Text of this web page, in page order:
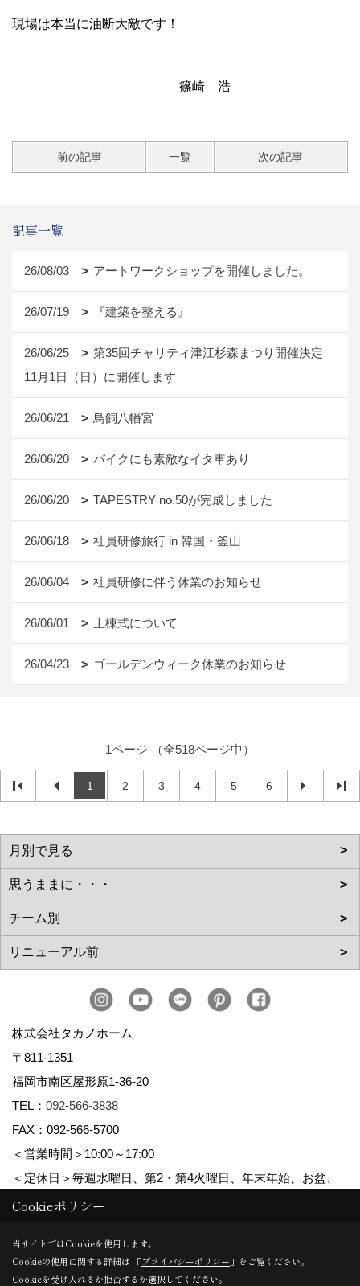
現場は本当に油断大敵です！
篠崎 浩
前の記事 一覧 次の記事
記事一覧
26/08/03 アートワークショップを開催しました。
26/07/19 『建築を整える』
26/06/25
第35回チャリティ津江杉森まつり開催決定｜
11月1日（日）に開催します
26/06/21 鳥飼八幡宮
26/06/20 バイクにも素敵なイタ車あり
26/06/20 TAPESTRY no.50が完成しました
26/06/18 社員研修旅行 in 韓国・釜山
26/06/04 社員研修に伴う休業のお知らせ
26/06/01 上棟式について
26/04/23 ゴールデンウィーク休業のお知らせ
1ページ （全518ページ中）
1 2 3 4 5 6
株式会社タカノホーム
〒811-1351
福岡市南区屋形原1-36-20
TEL： 092-566-3838
FAX：092-566-5700
＜営業時間＞10:00～17:00
＜定休日＞毎週水曜日、第2・第4火曜日、年末年始、お盆、
ゴールデンウィーク、夏季休暇
Copyright (c) TAKANO CONSTRUCTION CO.,LTD. All Rights Reserved.
Cookieポリシー
当サイトではCookieを使用します。
Cookieの使用に関する詳細は 「プライバシーポリシー 」をご覧ください。
Cookieを受け入れるか拒否するか選択してください。